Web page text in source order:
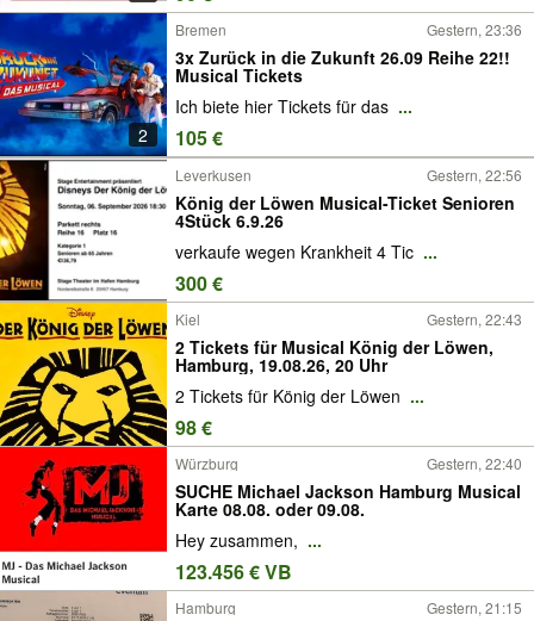
2
Bremen Gestern, 23:36
3x Zurück in die Zukunft 26.09 Reihe 22!!
Musical Tickets
Ich biete hier Tickets für das ...
105 €
Leverkusen Gestern, 22:56
König der Löwen Musical-Ticket Senioren
4Stück 6.9.26
verkaufe wegen Krankheit 4 Tic ...
300 €
Kiel Gestern, 22:43
2 Tickets für Musical König der Löwen,
Hamburg, 19.08.26, 20 Uhr
2 Tickets für König der Löwen ...
98 €
Würzburg Gestern, 22:40
SUCHE Michael Jackson Hamburg Musical
Karte 08.08. oder 09.08.
Hey zusammen, ...
123.456 € VB
Hamburg Gestern, 21:15